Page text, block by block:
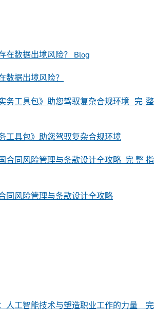
Blog
数据出境风险？
完整
工具包》助您驾驭复杂合规环境
完整指
同风险管理与条款设计全攻略
完